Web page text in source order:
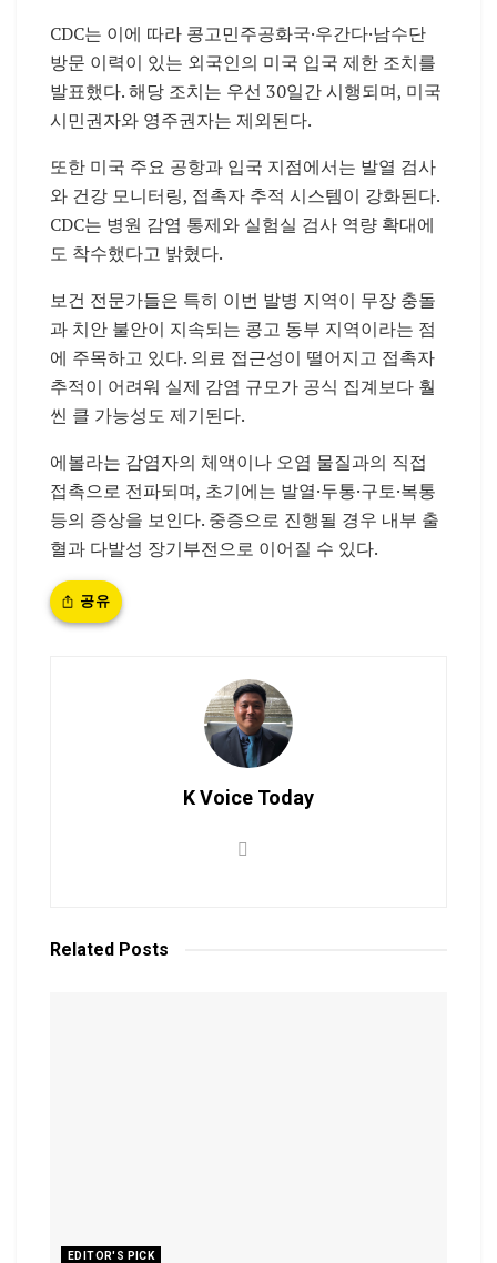
CDC는 이에 따라 콩고민주공화국·우간다·남수단
방문 이력이 있는 외국인의 미국 입국 제한 조치를
발표했다. 해당 조치는 우선 30일간 시행되며, 미국
시민권자와 영주권자는 제외된다.
또한 미국 주요 공항과 입국 지점에서는 발열 검사
와 건강 모니터링, 접촉자 추적 시스템이 강화된다.
CDC는 병원 감염 통제와 실험실 검사 역량 확대에
도 착수했다고 밝혔다.
보건 전문가들은 특히 이번 발병 지역이 무장 충돌
과 치안 불안이 지속되는 콩고 동부 지역이라는 점
에 주목하고 있다. 의료 접근성이 떨어지고 접촉자
추적이 어려워 실제 감염 규모가 공식 집계보다 훨
씬 클 가능성도 제기된다.
에볼라는 감염자의 체액이나 오염 물질과의 직접
접촉으로 전파되며, 초기에는 발열·두통·구토·복통
등의 증상을 보인다. 중증으로 진행될 경우 내부 출
혈과 다발성 장기부전으로 이어질 수 있다.
공유
K Voice Today
Related Posts
EDITOR'S PICK